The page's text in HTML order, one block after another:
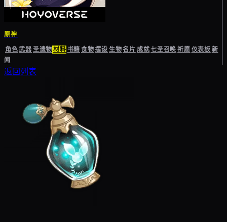
原神
角色武器圣遗物材料书籍食物摆设生物名片成就七圣召唤祈愿仪表板新
闻
返回列表